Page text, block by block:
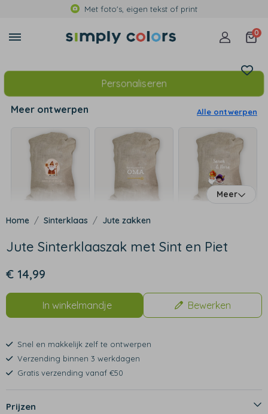
Met foto's, eigen tekst of print
0
Personaliseren
Meer ontwerpen Alle ontwerpen
Meer
Sinterklaas Jute zakken
Jute Sinterklaaszak met Sint en Piet
€ 14,99
In winkelmandje Bewerken
Snel en makkelijk zelf te ontwerpen
Verzending binnen 3 werkdagen
Gratis verzending vanaf €50
Prijzen